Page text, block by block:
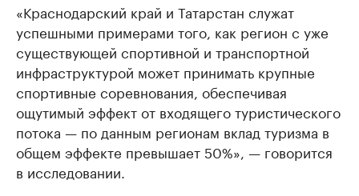
«Краснодарский край и Татарстан служат
успешными примерами того, как регион с уже
существующей спортивной и транспортной
инфраструктурой может принимать крупные
спортивные соревнования, обеспечивая
ощутимый эффект от входящего туристического
потока — по данным регионам вклад туризма в
общем эффекте превышает 50%», — говорится
в исследовании.